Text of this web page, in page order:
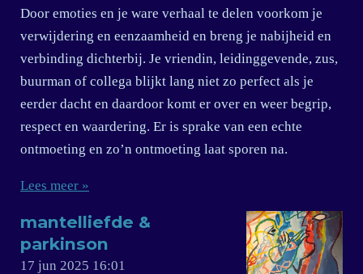
Door emoties en je ware verhaal te delen voorkom je
verwijdering en eenzaamheid en breng je nabijheid en
verbinding dichterbij. Je vriendin, leidinggevende, zus,
buurman of collega blijkt lang niet zo perfect als je
eerder dacht en daardoor komt er over en weer begrip,
respect en waardering. Er is sprake van een echte
ontmoeting en zo’n ontmoeting laat sporen na.
Lees meer »
mantelliefde &
parkinson
17 jun 2025 16:01